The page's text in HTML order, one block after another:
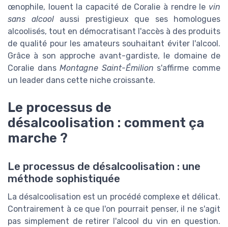
œnophile, louent la capacité de Coralie à rendre le vin
sans alcoolaussi prestigieux que ses homologues
alcoolisés, tout en démocratisant l'accès à des produits
de qualité pour les amateurs souhaitant éviter l'alcool.
Grâce à son approche avant-gardiste, le domaine de
Coralie dansMontagne Saint-Émilion s'affirme comme
un leader dans cette niche croissante.
Le processus de
désalcoolisation : comment ça
marche ?
Le processus de désalcoolisation : une
méthode sophistiquée
La désalcoolisation est un procédé complexe et délicat.
Contrairement à ce que l'on pourrait penser, il ne s'agit
pas simplement de retirer l'alcool du vin en question.